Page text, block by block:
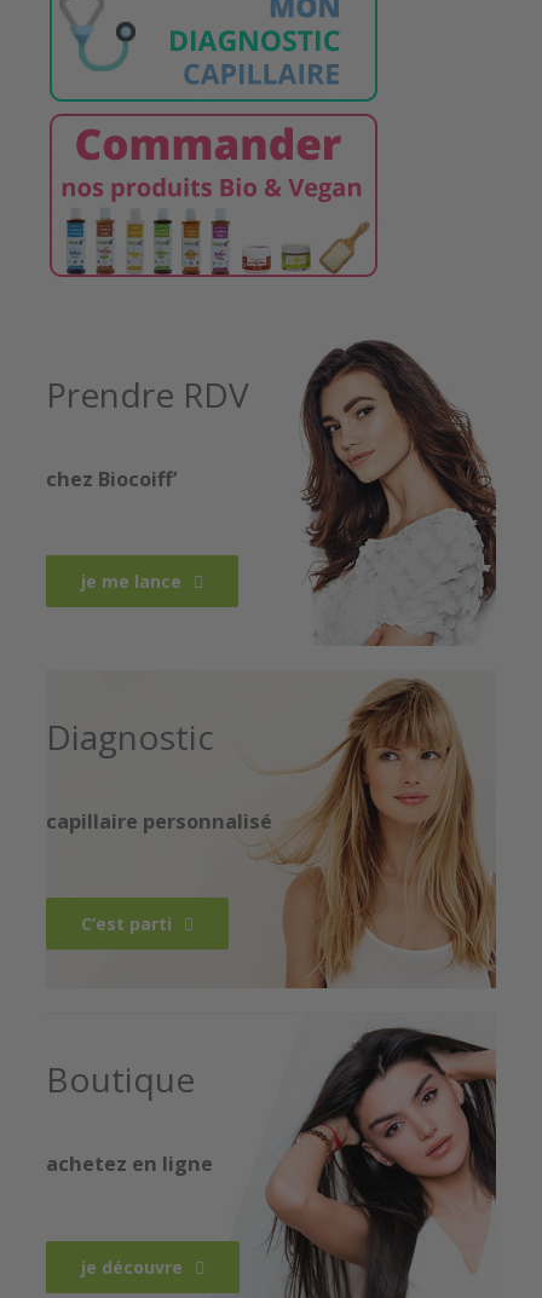
Prendre RDV
chez Biocoiff’
je me lance
Diagnostic
capillaire personnalisé
C’est parti
Boutique
achetez en ligne
je découvre